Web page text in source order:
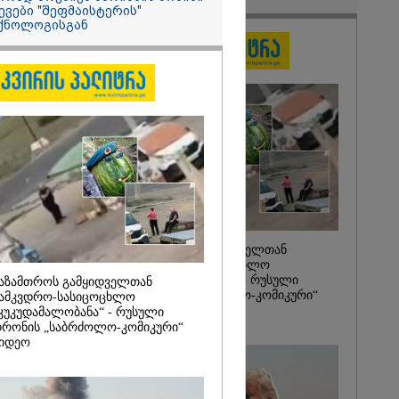
ნაგავში
ის
ნაგვის
საზამთროს გამყიდველთან
სამკვდრო-სასიცოცხლო
„კუკუდამალობანა“ - რუსული
დრონის „საბრძოლო-კომიკური“
ვიდეო
"შეფმაისტერის"
გამყიდველთან
სასიცოცხლო
- რუსული
„საბრძოლო-კომიკური“